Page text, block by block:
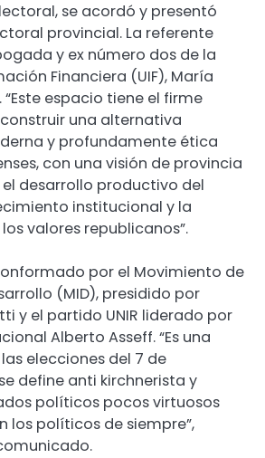
se acordó y presentó
provincial. La referente
y ex número dos de la
Financiera (UIF), María
“Este espacio tiene el firme
una alternativa
y profundamente ética
con una visión de provincia
desarrollo productivo del
institucional y la
valores republicanos”.
por el Movimiento de
(MID), presidido por
y el partido UNIR liderado por
Alberto Asseff. “Es una
elecciones del 7 de
define anti kirchnerista y
políticos pocos virtuosos
los políticos de siempre”,